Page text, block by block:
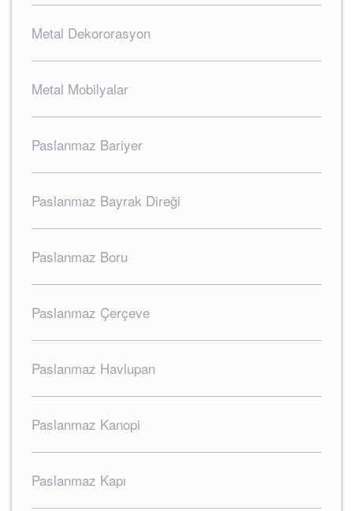
Metal Dekororasyon
Metal Mobilyalar
Paslanmaz Bariyer
Paslanmaz Bayrak Direği
Paslanmaz Boru
Paslanmaz Çerçeve
Paslanmaz Havlupan
Paslanmaz Kanopi
Paslanmaz Kapı